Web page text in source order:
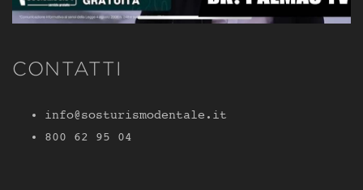
CONTATTI
info@sosturismodentale.it
800 62 95 04